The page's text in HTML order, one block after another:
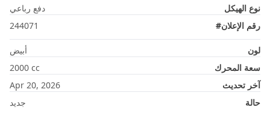
نوع الهيكل
دفع رباعي
رقم الإعلان#
244071
لون
أبيض
سعة المحرك
2000 cc
آخر تحديث
Apr 20, 2026
حالة
جديد